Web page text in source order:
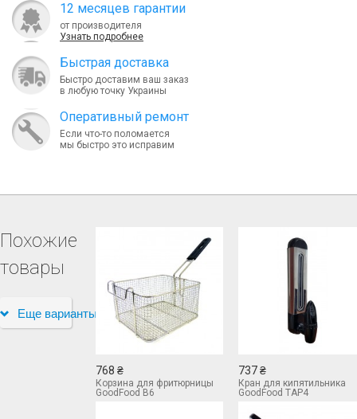
12 месяцев гарантии
от производителя
Узнать подробнее
Быcтрая доставка
Быстро доставим ваш заказ
в любую точку Украины
Оперативный ремонт
Если что-то поломается
мы быстро это исправим
Похожие
товары
Еще варианты
768 ₴
Корзина для фритюрницы
GoodFood B6
737 ₴
Кран для кипятильника
GoodFood TAP4